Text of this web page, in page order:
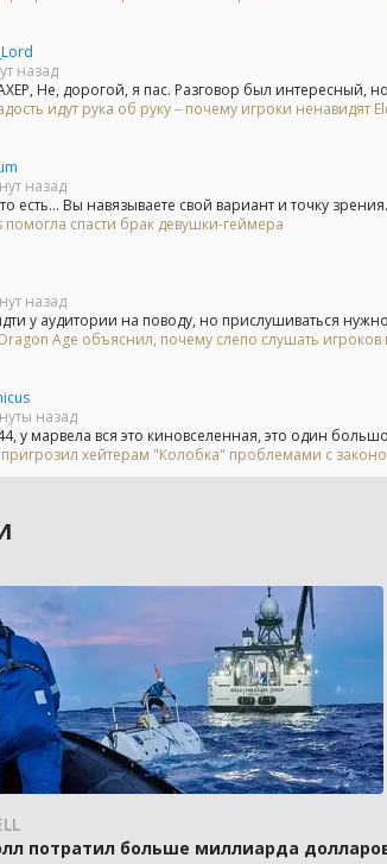
назад
Не, дорогой, я пас. Разговор был интересный,
идут рука об руку – почему игроки ненавидят
назад
есть... Вы навязываете свой вариант и точку
помогла спасти брак девушки-геймера
назад
у аудитории на поводу, но прислушиваться
Age объяснил, почему слепо слушать игроков
назад
у марвела вся это киновселенная, это один
хейтерам "Колобка" проблемами с
потратил больше миллиарда